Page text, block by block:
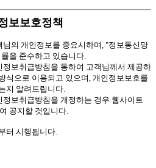
보보호정책
의 개인정보를 중요시하며, "정보통신망
을 준수하고 있습니다.
정보취급방침을 통하여 고객님께서 제공하
식으로 이용되고 있으며, 개인정보보호를
지 알려드립니다.
정보취급방침을 개정하는 경우 웹사이트
공지할 것입니다.
터 시행됩니다.